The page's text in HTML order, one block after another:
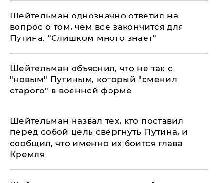
Шейтельман однозначно ответил на
вопрос о том, чем все закончится для
Путина: "Слишком много знает"
Шейтельман объяснил, что не так с
"новым" Путиным, который "сменил
старого" в военной форме
Шейтельман назвал тех, кто поставил
перед собой цель свергнуть Путина, и
сообщил, что именно их боится глава
Кремля